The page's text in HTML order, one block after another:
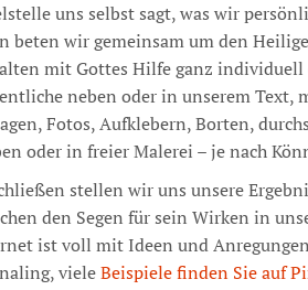
uns selbst sagt, was wir
beten wir gemeinsam um den
mit Gottes Hilfe ganz individuell
neben oder in unserem Text,
Fotos, Aufklebern, Borten,
oder in freier Malerei – je nach
stellen wir uns unsere
den Segen für sein Wirken in
ist voll mit Ideen und
vieleBeispiele finden Sie auf